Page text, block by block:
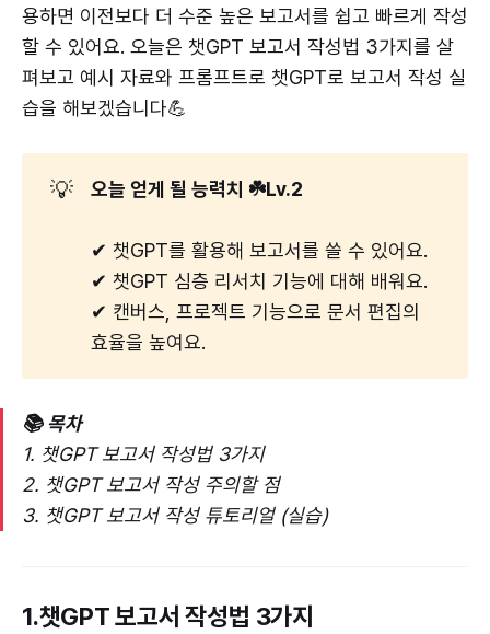
용하면 이전보다 더 수준 높은 보고서를 쉽고 빠르게 작성
할 수 있어요. 오늘은 챗GPT 보고서 작성법 3가지를 살
펴보고 예시 자료와 프롬프트로 챗GPT로 보고서 작성 실
습을 해보겠습니다💪
💡 오늘 얻게 될 능력치 ☘️Lv.2
✔ 챗GPT를 활용해 보고서를 쓸 수 있어요.
✔ 챗GPT 심층 리서치 기능에 대해 배워요.
✔ 캔버스, 프로젝트 기능으로 문서 편집의
효율을 높여요.
📚 목차
1. 챗GPT 보고서 작성법 3가지
2. 챗GPT 보고서 작성 주의할 점
3. 챗GPT 보고서 작성 튜토리얼 (실습)
1.챗GPT 보고서 작성법 3가지